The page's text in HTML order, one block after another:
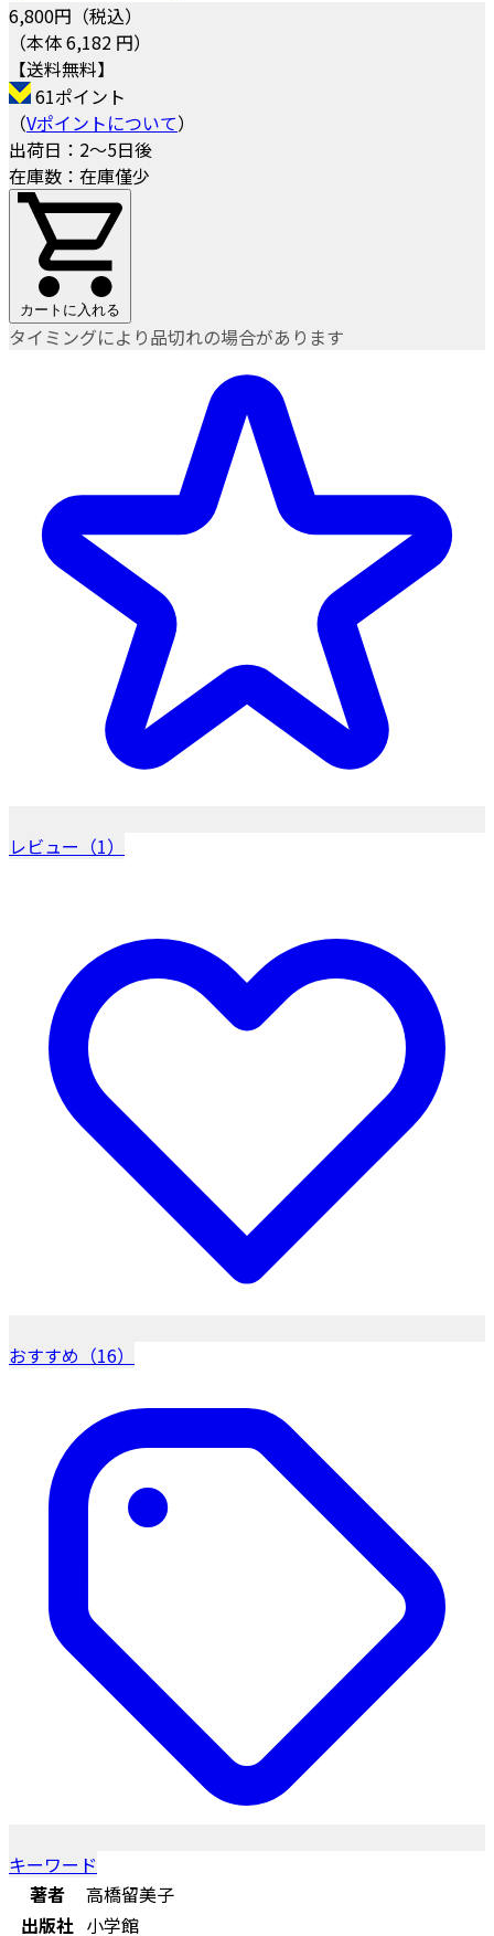
6,800円（税込）
（本体 6,182 円）
【送料無料】
61ポイント
（Vポイントについて）
出荷日：2～5日後
在庫数：在庫僅少
カートに入れる
タイミングにより品切れの場合があります
レビュー（1）
おすすめ（16）
キーワード
著者
高橋留美子
出版社 小学館